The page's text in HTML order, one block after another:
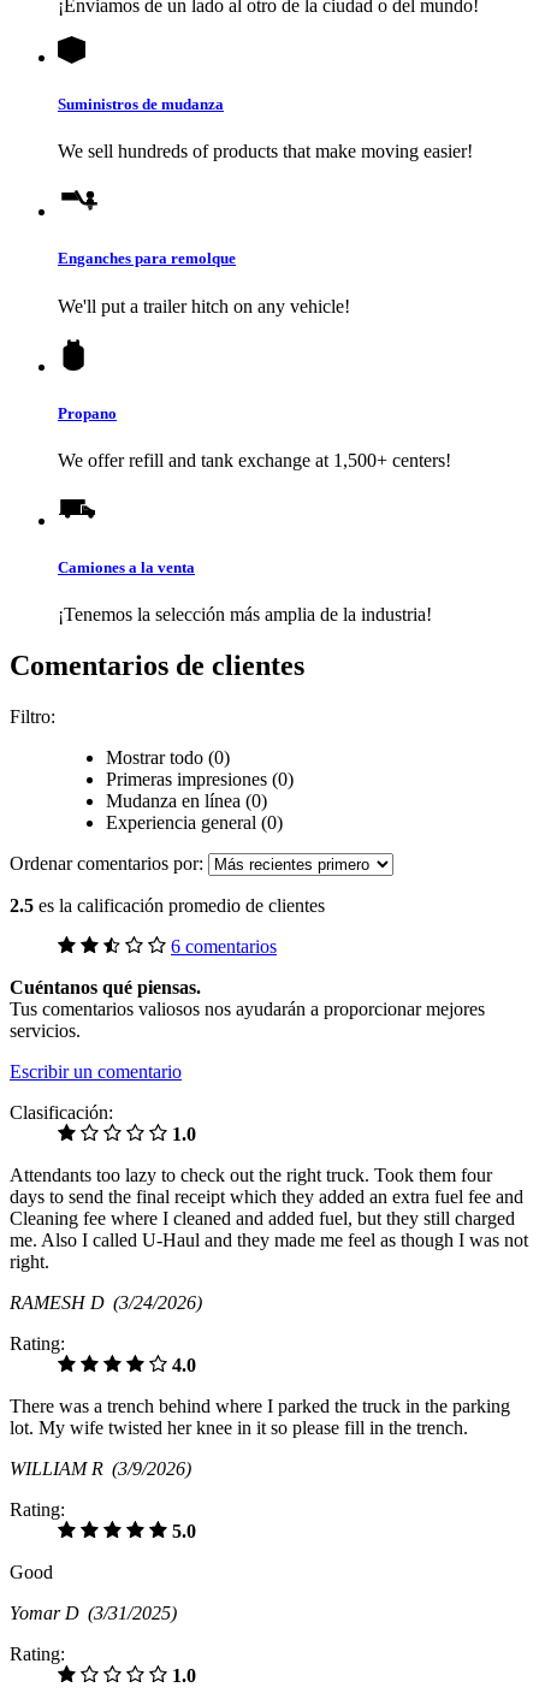
¡Enviamos de un lado al otro de la ciudad o del mundo!
Suministros de mudanza
We sell hundreds of products that make moving easier!
Enganches para remolque
We'll put a trailer hitch on any vehicle!
Propano
We offer refill and tank exchange at 1,500+ centers!
Camiones a la venta
¡Tenemos la selección más amplia de la industria!
Comentarios de clientes
Filtro:
Mostrar todo (0)
Primeras impresiones (0)
Mudanza en línea (0)
Experiencia general (0)
Ordenar comentarios por:
2.5 es la calificación promedio de clientes
6 comentarios
Cuéntanos qué piensas.
Tus comentarios valiosos nos ayudarán a proporcionar mejores
servicios.
Escribir un comentario
Clasificación:
1.0
Attendants too lazy to check out the right truck. Took them four
days to send the final receipt which they added an extra fuel fee and
Cleaning fee where I cleaned and added fuel, but they still charged
me. Also I called U-Haul and they made me feel as though I was not
right.
RAMESH D (3/24/2026)
Rating:
4.0
There was a trench behind where I parked the truck in the parking
lot. My wife twisted her knee in it so please fill in the trench.
WILLIAM R (3/9/2026)
Rating:
5.0
Good
Yomar D (3/31/2025)
Rating:
1.0